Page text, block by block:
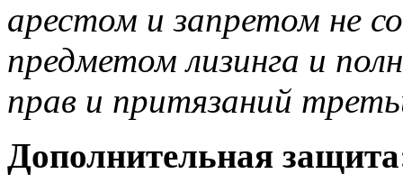
арестом и запретом не
предметом лизинга и
прав и притязаний
Дополнительная